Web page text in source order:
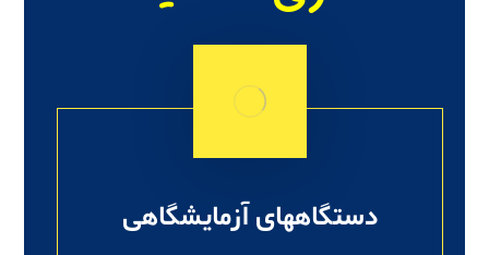
دستگاههای آزمایشگاهی